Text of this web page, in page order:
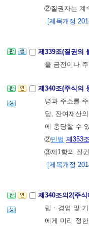
②질권자는 계
[제목개정
제339조(질권의
을 금전이나
제340조(주식의
명과 주소를
당, 잔여재산
에 충당할 수
②민법 제353
③제1항의 질
[제목개정
제340조의2(주
립ㆍ경영 및
에게 미리 정